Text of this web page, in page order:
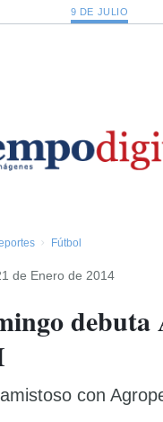
9 DE JULIO
Fútbol
de Enero de 2014
debuta
con